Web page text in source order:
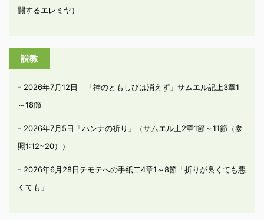
闘するエレミヤ）
説教
2026年7月12日 「神のともしびは消えず」サムエル記上3章1
～18節
2026年7月5日「ハンナの祈り」（サムエル上2章1節～11節（参
照1:12~20））
2026年6月28日テモテへの手紙二4章1～8節「折りが良くても悪
くても」